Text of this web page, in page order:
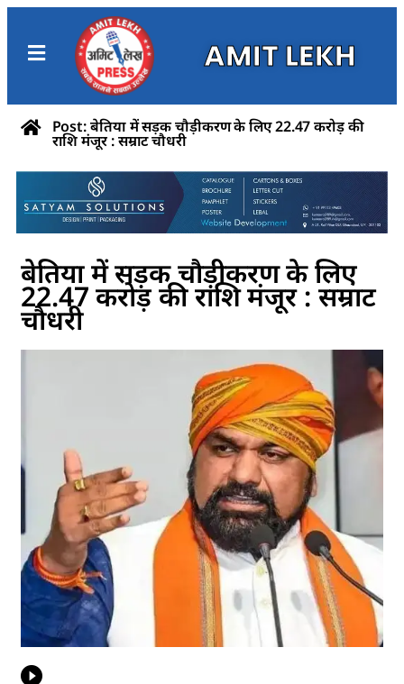
AMIT LEKH
Post: बेतिया में सड़क चौड़ीकरण के लिए 22.47 करोड़ की
राशि मंजूर : सम्राट चौधरी
बेतिया में सड़क चौड़ीकरण के लिए
22.47 करोड़ की राशि मंजूर : सम्राट
चौधरी